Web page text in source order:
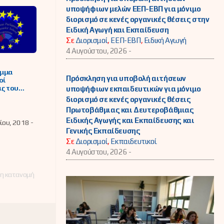
του
2018 -
κατανομή
υποψήφιων μελών ΕΕΠ-ΕΒΠ για μόνιμο
διορισμό σε κενές οργανικές θέσεις στην
Ειδική Αγωγή και Εκπαίδευση
ΣεΔιορισμοί, ΕΕΠ-ΕΒΠ, Ειδική Αγωγή
4 Αυγούστου, 2026 -
Πρόσκληση για υποβολή αιτήσεων
υποψήφιων εκπαιδευτικών για μόνιμο
διορισμό σε κενές οργανικές θέσεις
Πρωτοβάθμιας και Δευτεροβάθμιας
Ειδικής Αγωγής και Εκπαίδευσης και
Γενικής Εκπαίδευσης
ΣεΔιορισμοί, Εκπαιδευτικοί
4 Αυγούστου, 2026 -